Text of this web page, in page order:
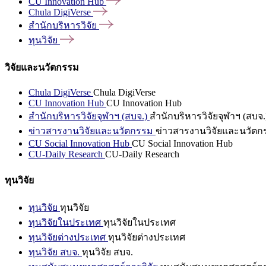
Chula DigiVerse
สำนักบริหารวิจัย
ทุนวิจัย
วิจัยและนวัตกรรม
Chula DigiVerse Chula DigiVerse
CU Innovation Hub CU Innovation Hub
สำนักบริหารวิจัยจุฬาฯ (สบจ.) สำนักบริหารวิจัยจุฬาฯ (สบจ
ข่าวสารงานวิจัยและนวัตกรรม ข่าวสารงานวิจัยและนวัตก
CU Social Innovation Hub CU Social Innovation Hub
CU-Daily Research CU-Daily Research
ทุนวิจัย
ทุนวิจัย ทุนวิจัย
ทุนวิจัยในประเทศ ทุนวิจัยในประเทศ
ทุนวิจัยต่างประเทศ ทุนวิจัยต่างประเทศ
ทุนวิจัย สบจ. ทุนวิจัย สบจ.